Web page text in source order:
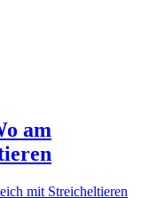
am